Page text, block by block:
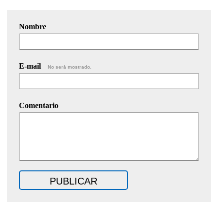
Nombre
E-mail No será mostrado.
Comentario